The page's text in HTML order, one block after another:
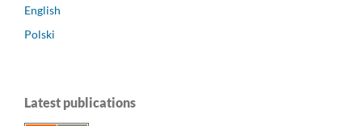
English
Polski
Latest publications